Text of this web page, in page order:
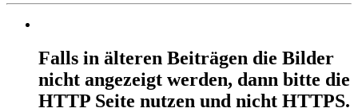
Falls in älteren Beiträgen die Bilder
nicht angezeigt werden, dann bitte die
HTTP Seite nutzen und nicht HTTPS.